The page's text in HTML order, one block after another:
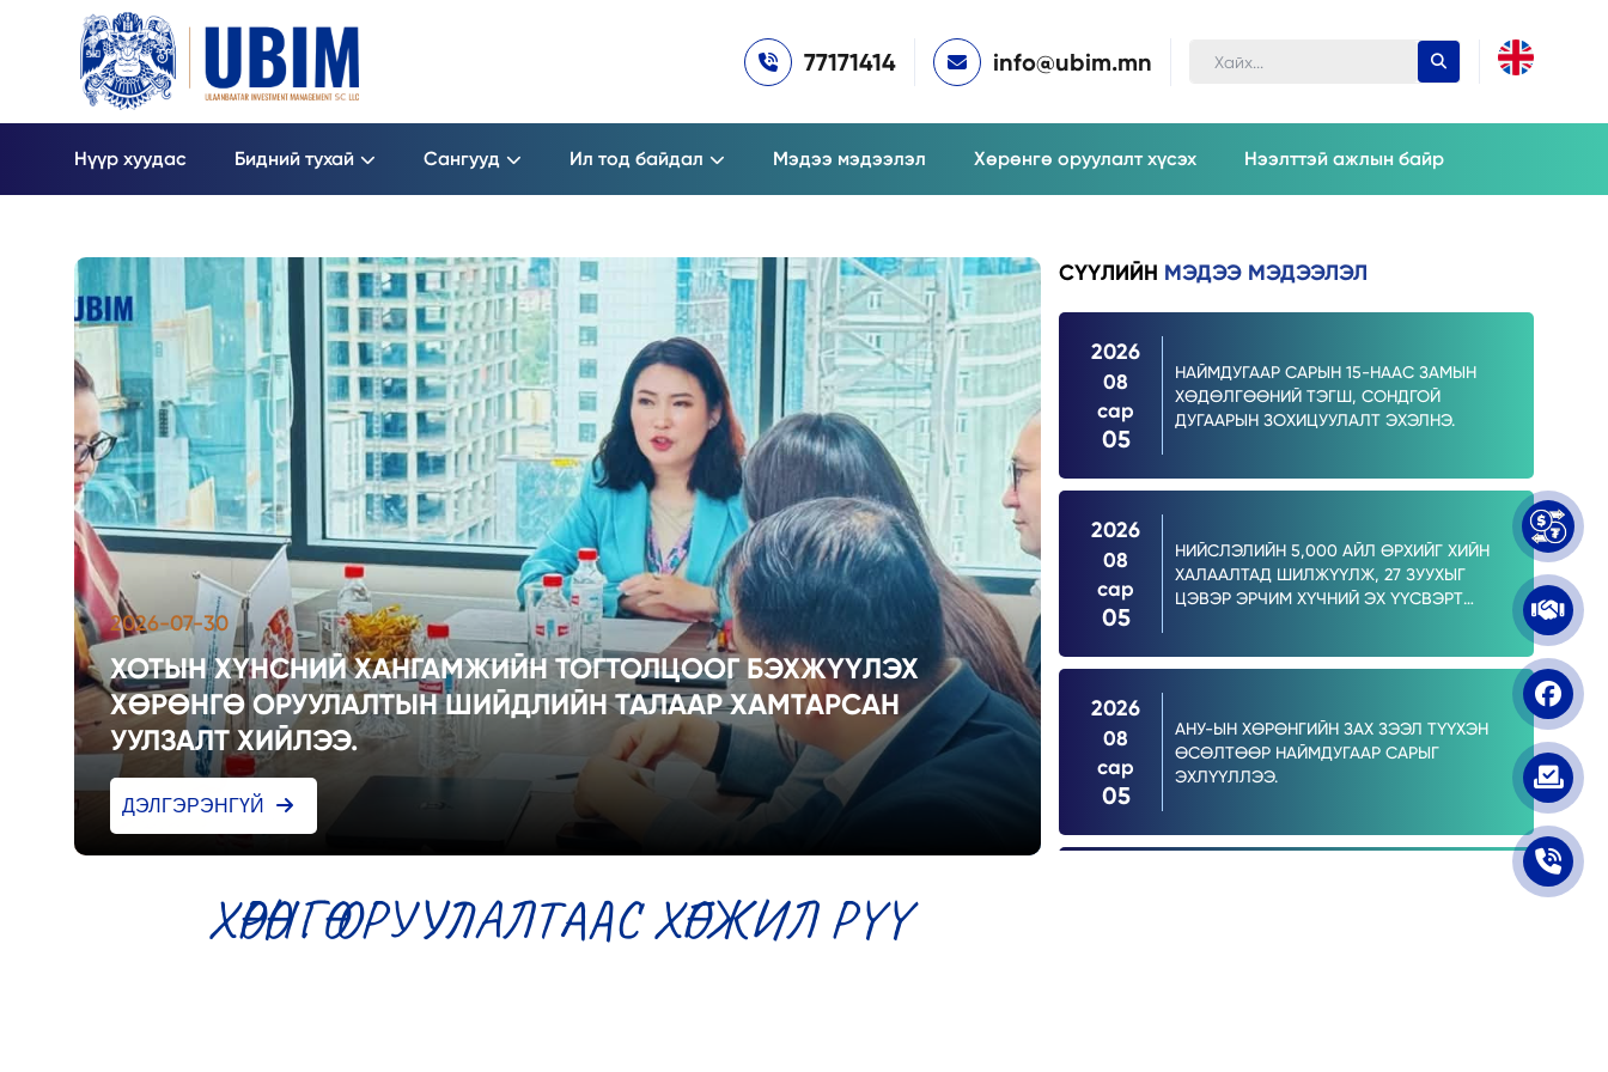
77171414 info@ubim.mn
Нүүр хуудас Бидний тухай Сангууд Ил тод байдал Мэдээ мэдээлэл Хөрөнгө оруулалт хүсэх Нээлттэй ажлын байр
2026-07-30
ХОТЫН ХҮНСНИЙ ХАНГАМЖИЙН ТОГТОЛЦООГ БЭХЖҮҮЛЭХ
ХӨРӨНГӨ ОРУУЛАЛТЫН ШИЙДЛИЙН ТАЛААР ХАМТАРСАН
УУЛЗАЛТ ХИЙЛЭЭ.
ДЭЛГЭРЭНГҮЙ
ХӨРӨНГӨ ОРУУЛАЛТААС ХӨГЖИЛ РҮҮ
СҮҮЛИЙН МЭДЭЭ МЭДЭЭЛЭЛ
2026
08
сар
05
НАЙМДУГААР САРЫН 15-НААС ЗАМЫН
ХӨДӨЛГӨӨНИЙ ТЭГШ, СОНДГОЙ
ДУГААРЫН ЗОХИЦУУЛАЛТ ЭХЭЛНЭ.
2026
08
сар
05
НИЙСЛЭЛИЙН 5,000 АЙЛ ӨРХИЙГ ХИЙН
ХАЛААЛТАД ШИЛЖҮҮЛЖ, 27 ЗУУХЫГ
ЦЭВЭР ЭРЧИМ ХҮЧНИЙ ЭХ ҮҮСВЭРТ
2026
08
сар
05
АНУ-ЫН ХӨРӨНГИЙН ЗАХ ЗЭЭЛ ТҮҮХЭН
ӨСӨЛТӨӨР НАЙМДУГААР САРЫГ
ЭХЛҮҮЛЛЭЭ.